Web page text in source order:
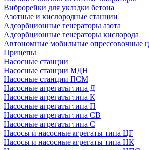
Виброрейки для укладки бетона
Азотные и кислородные станции
Адсорбционные генераторы азота
Адсорбционные генераторы кислорода
Автономные мобильные опрессовочные
Прицепы
Насосные станции
Насосные станции МДН
Насосные станции ПСМ
Насосные агрегаты типа Д
Насосные агрегаты типа К
Насосные агрегаты типа П
Насосные агрегаты типа СВ
Насосные агрегаты типа С
Насосы и насосные агрегаты типа ЦГ
Насосы и насосные агрегаты типа НК